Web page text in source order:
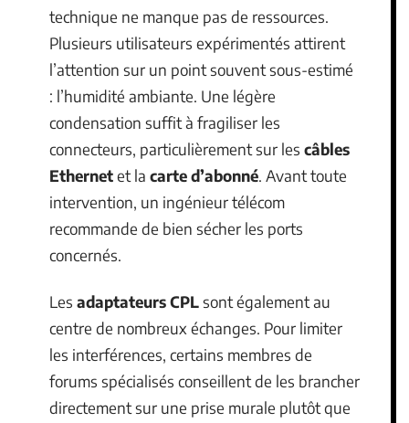
technique ne manque pas de ressources.
Plusieurs utilisateurs expérimentés attirent
l’attention sur un point souvent sous-estimé
: l’humidité ambiante. Une légère
condensation suffit à fragiliser les
connecteurs, particulièrement sur les câbles
Ethernetet la carte d’abonné. Avant toute
intervention, un ingénieur télécom
recommande de bien sécher les ports
concernés.
Les adaptateurs CPLsont également au
centre de nombreux échanges. Pour limiter
les interférences, certains membres de
forums spécialisés conseillent de les brancher
directement sur une prise murale plutôt que